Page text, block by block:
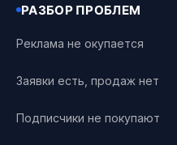
РАЗБОР ПРОБЛЕМ
Реклама не окупается
Заявки есть, продаж нет
Подписчики не покупают